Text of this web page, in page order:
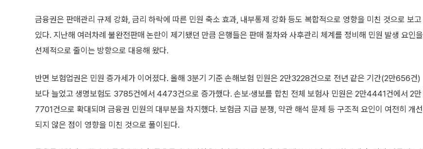
금융권은 판매관리 규제 강화, 금리 하락에 따른 민원 축소 효과, 내부통제 강화 등도 복합적으로 영향을 미친 것으로 보고
있다. 지난해 여러차례 불완전판매 논란이 제기됐던 만큼 은행들은 판매 절차와 사후관리 체계를 정비해 민원 발생 요인을
선제적으로 줄이는 방향으로 대응해 왔다.
반면 보험업권은 민원 증가세가 이어졌다. 올해 3분기 기준 손해보험 민원은 2만3228건으로 전년 같은 기간(2만656건)
보다 늘었고 생명보험도 3785건에서 4473건으로 증가했다. 손보·생보를 합친 전체 보험사 민원은 2만4441건에서 2만
7701건으로 확대되며 금융권 민원의 대부분을 차지했다. 보험금 지급 분쟁, 약관 해석 문제 등 구조적 요인이 여전히 개선
되지 않은 점이 영향을 미친 것으로 풀이된다.